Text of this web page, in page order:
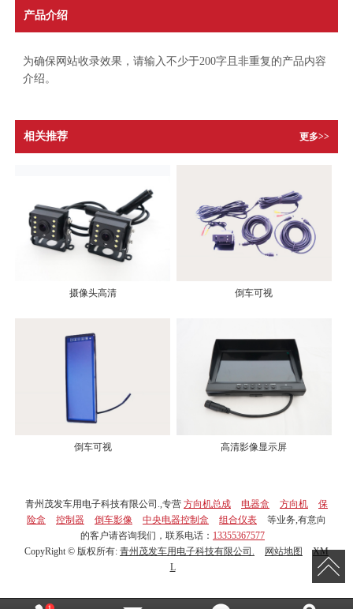
产品介绍
为确保网站收录效果，请输入不少于200字且非重复的产品内容
介绍。
相关推荐 更多>>
摄像头高清 倒车可视
倒车可视 高清影像显示屏
青州茂发车用电子科技有限公司.,专营 方向机总成 电器盒 方向机
保
险盒
控制器 倒车影像 中央电器控制盒 组合仪表
等业务,有意向
的客户请咨询我们，联系电话： 13355367577
CopyRight © 版权所有: 青州茂发车用电子科技有限公司. 网站地图
XM
L